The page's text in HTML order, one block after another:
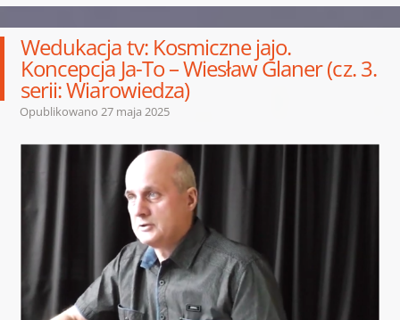
Wedukacja tv: Kosmiczne jajo.
Koncepcja Ja-To – Wiesław Glaner (cz. 3.
serii: Wiarowiedza)
Opublikowano 27 maja 2025